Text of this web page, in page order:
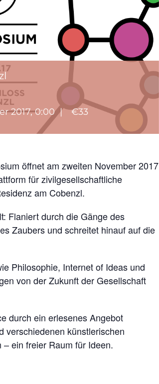
2017, 0:00 | €33
öffnet am zweiten November 2017
für zivilgesellschaftliche
am Cobenzl.
Flaniert durch die Gänge des
Zaubers und schreitet hinauf auf die
Philosophie, Internet of Ideas und
von der Zukunft der Gesellschaft
durch ein erlesenes Angebot
verschiedenen künstlerischen
ein freier Raum für Ideen.